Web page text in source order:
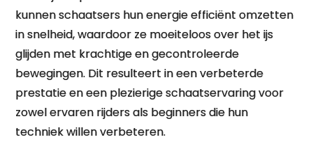
kunnen schaatsers hun energie efficiënt omzetten
in snelheid, waardoor ze moeiteloos over het ijs
glijden met krachtige en gecontroleerde
bewegingen. Dit resulteert in een verbeterde
prestatie en een plezierige schaatservaring voor
zowel ervaren rijders als beginners die hun
techniek willen verbeteren.